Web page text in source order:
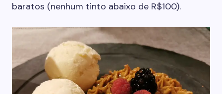
baratos (nenhum tinto abaixo de R$100).